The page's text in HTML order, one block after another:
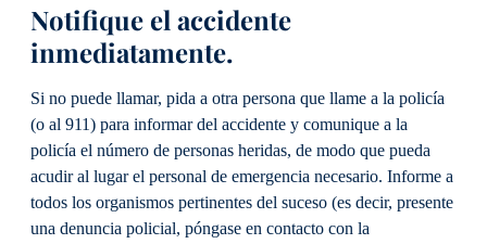
Notifique el accidente
inmediatamente.
Si no puede llamar, pida a otra persona que llame a la policía
(o al 911) para informar del accidente y comunique a la
policía el número de personas heridas, de modo que pueda
acudir al lugar el personal de emergencia necesario. Informe a
todos los organismos pertinentes del suceso (es decir, presente
una denuncia policial, póngase en contacto con la